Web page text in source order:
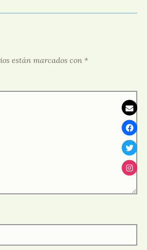
están marcados con *